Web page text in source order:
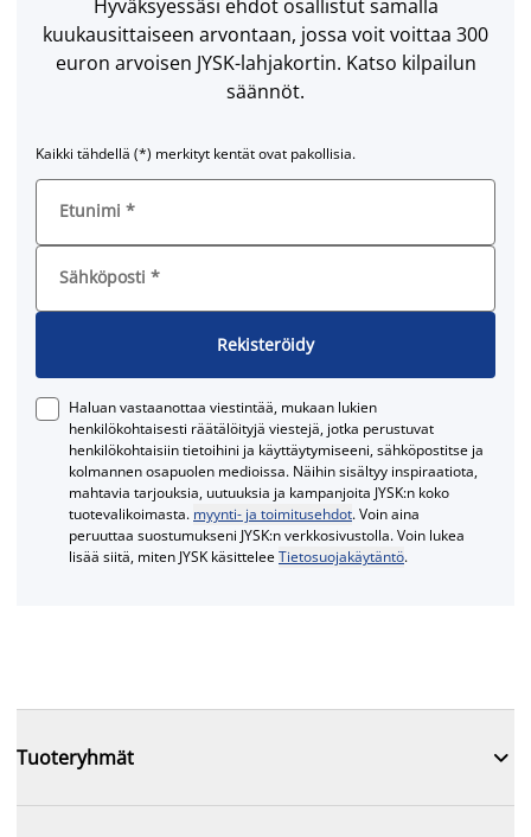
Hyväksyessäsi ehdot osallistut samalla
kuukausittaiseen arvontaan, jossa voit voittaa 300
euron arvoisen JYSK-lahjakortin. Katso kilpailun
säännöt.
Kaikki tähdellä (*) merkityt kentät ovat pakollisia.
Etunimi *
Sähköposti *
Rekisteröidy
Haluan vastaanottaa viestintää, mukaan lukien
henkilökohtaisesti räätälöityjä viestejä, jotka perustuvat
henkilökohtaisiin tietoihini ja käyttäytymiseeni, sähköpostitse ja
kolmannen osapuolen medioissa. Näihin sisältyy inspiraatiota,
mahtavia tarjouksia, uutuuksia ja kampanjoita JYSK:n koko
tuotevalikoimasta. myynti- ja toimitusehdot. Voin aina
peruuttaa suostumukseni JYSK:n verkkosivustolla. Voin lukea
lisää siitä, miten JYSK käsitteleeTietosuojakäytäntö.
Tuoteryhmät 